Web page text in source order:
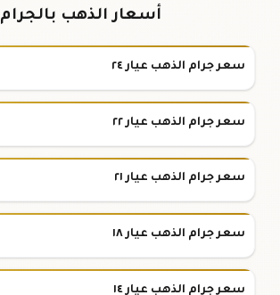
أسعار الذهب بالجرام
سعر جرام الذهب عيار ٢٤
سعر جرام الذهب عيار ٢٢
سعر جرام الذهب عيار ٢١
سعر جرام الذهب عيار ١٨
سعر جرام الذهب عيار ١٤